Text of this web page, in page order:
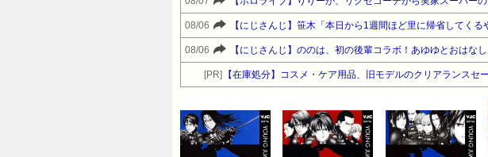
08/06 【にじさんじ】笹木「本日から1週間ほど里に帰省してくる
08/06 【にじさんじ】ののは、初の後輩コラボ！あゆゆとおはな
[PR] 【在庫処分】コスメ・ケア用品、旧モデルのクリアランスセ